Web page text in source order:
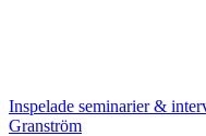
Inspelade seminarier &
Granström